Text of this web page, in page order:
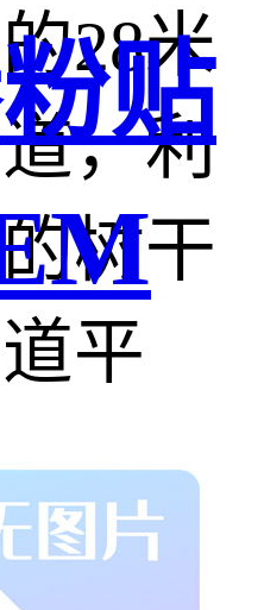
28米
，利
树干
平
道自
主题
贴